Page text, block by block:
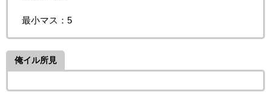
最小マス：5
俺イル所見